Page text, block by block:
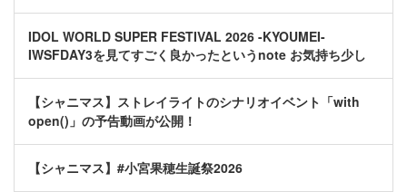
IDOL WORLD SUPER FESTIVAL 2026 -KYOUMEI-
IWSFDAY3を見てすごく良かったというnote お気持ち少し
【シャニマス】ストレイライトのシナリオイベント「with
open()」の予告動画が公開！
【シャニマス】#小宮果穂生誕祭2026